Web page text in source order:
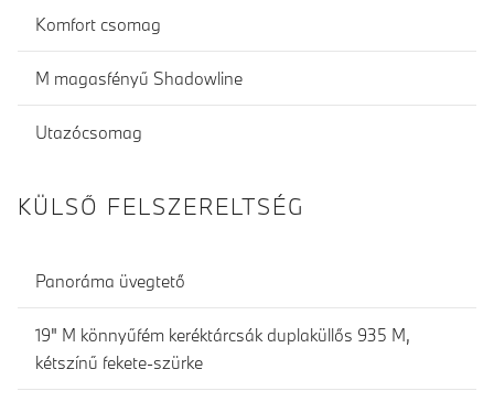
Komfort csomag
M magasfényű Shadowline
Utazócsomag
KÜLSŐ FELSZERELTSÉG
Panoráma üvegtető
19" M könnyűfém keréktárcsák duplaküllős 935 M,
kétszínű fekete-szürke